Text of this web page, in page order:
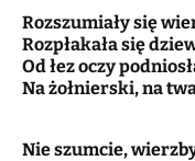
Rozszumiały się
Rozpłakała się
Od łez oczy
Na żołnierski, na
Nie szumcie,